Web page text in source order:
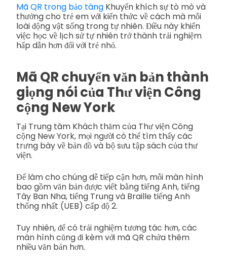
Mã QR trong bảo tàng Khuyến khích sự tò mò và
thưởng cho trẻ em với kiến thức về cách mà mỗi
loài động vật sống trong tự nhiên. Điều này khiến
việc học về lịch sử tự nhiên trở thành trải nghiệm
hấp dẫn hơn đối với trẻ nhỏ.
Mã QR chuyển văn bản thành
giọng nói của Thư viện Công
cộng New York
Tại Trung tâm Khách thăm của Thư viện Công
cộng New York, mọi người có thể tìm thấy các
trưng bày về bản đồ và bộ sưu tập sách của thư
viện.
Để làm cho chúng dễ tiếp cận hơn, mỗi màn hình
bao gồm văn bản được viết bằng tiếng Anh, tiếng
Tây Ban Nha, tiếng Trung và Braille tiếng Anh
thống nhất (UEB) cấp độ 2.
Tuy nhiên, để có trải nghiệm tương tác hơn, các
màn hình cũng đi kèm với mã QR chứa thêm
nhiều văn bản hơn.